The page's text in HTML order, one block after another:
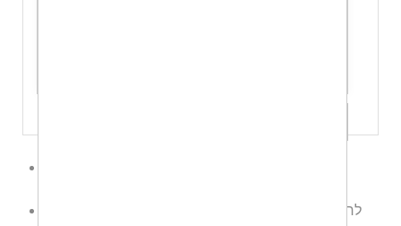
לחצו כאן לשליחת הודעה